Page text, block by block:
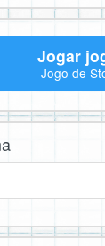
Jogar
Jogo de